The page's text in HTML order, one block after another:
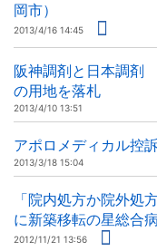
岡市）
2013/4/16 14:45
阪神調剤と日本調
の用地を落札
2013/4/10 13:51
アポロメディカル
2013/3/18 15:04
「院内処方か院外
に新築移転の星総合
2012/11/21 13:56